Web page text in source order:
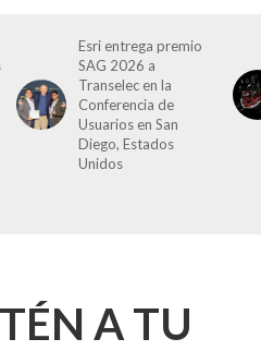
Esri entrega premio
SAG 2026 a
Transelec en la
Conferencia de
Usuarios en San
Diego, Estados
Unidos
A TU